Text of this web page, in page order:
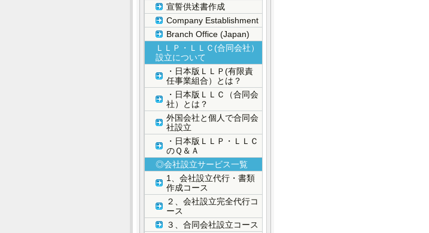
宣誓供述書作成
Company Establishment
Branch Office (Japan)
ＬＬＰ・ＬＬＣ(合同会社）
設立について
・日本版ＬＬＰ(有限責
任事業組合）とは？
・日本版ＬＬＣ（合同会
社）とは？
外国会社と個人で合同会
社設立
・日本版ＬＬＰ・ＬＬＣ
のＱ＆Ａ
◎会社設立サービス一覧
1、会社設立代行・書類
作成コース
２、会社設立完全代行コ
ース
３、合同会社設立コース